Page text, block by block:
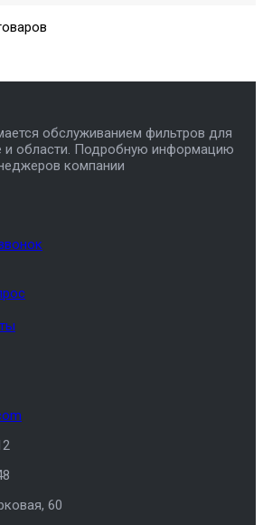
обслуживанием фильтров для
и области. Подробную информацию
компании
60